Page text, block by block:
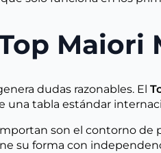
dudas razonables. El
una tabla estándar
son el contorno
su forma con